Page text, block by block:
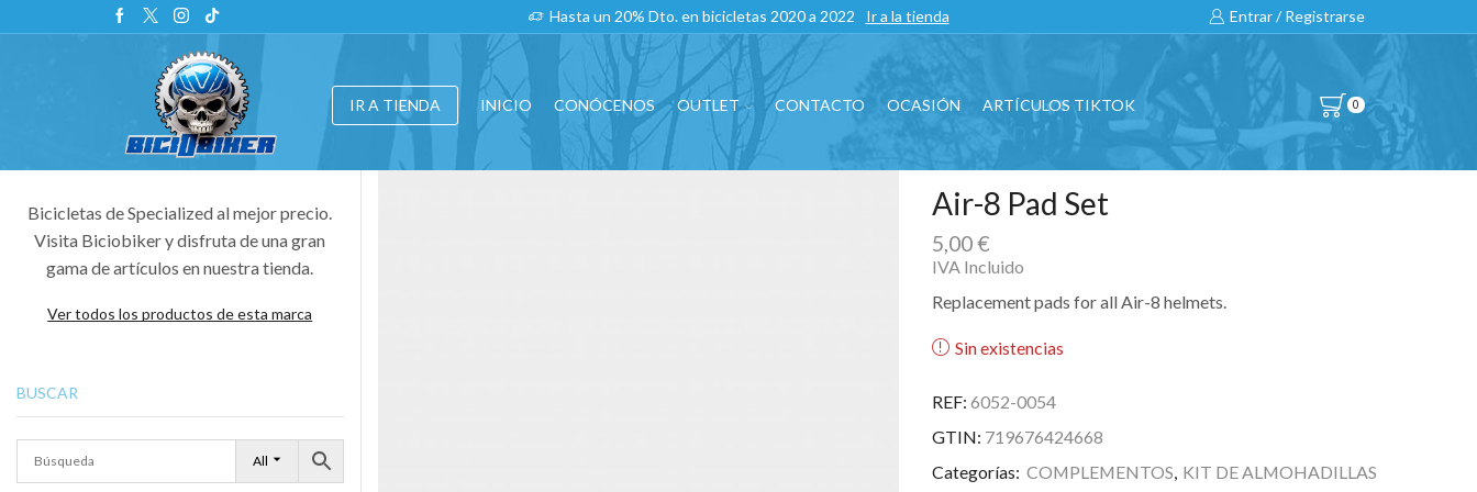
Hasta un 20% Dto. en bicicletas 2020 a 2022 Ir a la tienda Entrar / Registrarse
IR A TIENDA INICIO CONÓCENOS OUTLET CONTACTO OCASIÓN ARTÍCULOS TIKTOK 0
Air-8 Pad Set
5,00€
IVA Incluido
Replacement pads for all Air-8 helmets.
Sin existencias
REF: 6052-0054
GTIN: 719676424668
Categorías: COMPLEMENTOS, KIT DE ALMOHADILLAS
Bicicletas de Specialized al mejor precio.
Visita Biciobiker y disfruta de una gran
gama de artículos en nuestra tienda.
Ver todos los productos de esta marca
BUSCAR
All